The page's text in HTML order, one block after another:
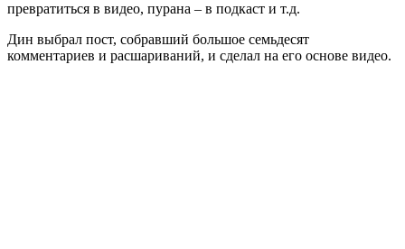
превратиться в видео, пурана – в подкаст и т.д.
Дин выбрал пост, собравший большое семьдесят
комментариев и расшариваний, и сделал на его основе видео.